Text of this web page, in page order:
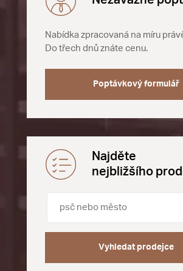
Nabídka zpracovaná na míru
Do třech dnů znáte cenu.
Poptávkový formulář
Najděte
nejbližšího
Vyhledat prodejce